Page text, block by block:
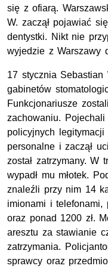
się z ofiarą.
W. zaczął pojawiać
dentystki. Nikt nie
wyjedzie z Warszawy
17 stycznia Sebastian
gabinetów
Funkcjonariusze
zachowaniu.
policyjnych legitymacji
personalne i zaczął
został zatrzymany. W
wypadł mu młotek.
znaleźli przy nim 14
imionami i telefonami,
oraz ponad 1200 zł.
aresztu za stawianie
zatrzymania.
sprawcy oraz